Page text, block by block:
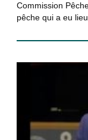
Commission
pêche qui a eu lieu